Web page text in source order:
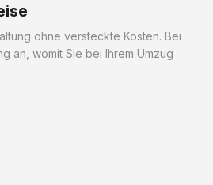
ohne versteckte Kosten. Bei
an, womit Sie bei Ihrem Umzug